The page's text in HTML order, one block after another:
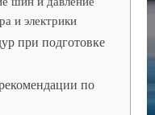
и электрики
при подготовке
по